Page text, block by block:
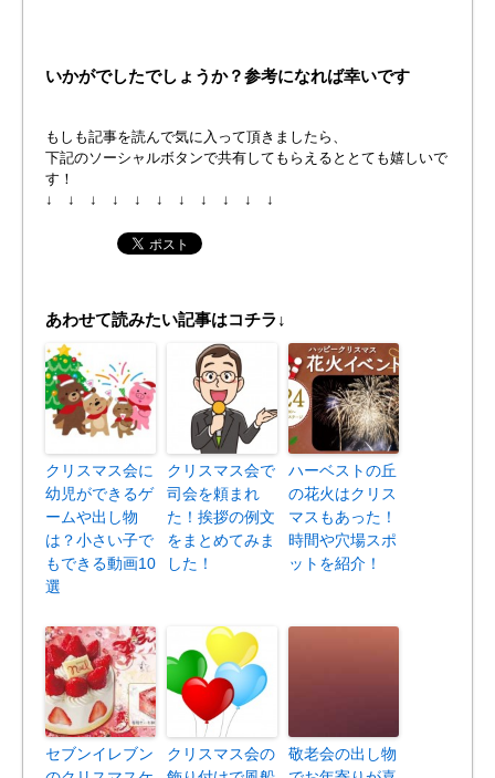
いかがでしたでしょうか？参考になれば幸いです
もしも記事を読んで気に入って頂きましたら、
下記のソーシャルボタンで共有してもらえるととても嬉しいで
す！
↓ ↓ ↓ ↓ ↓ ↓ ↓ ↓ ↓ ↓ ↓
あわせて読みたい記事はコチラ↓
クリスマス会に
幼児ができるゲ
ームや出し物
は？小さい子で
もできる動画10
選
クリスマス会で
司会を頼まれ
た！挨拶の例文
をまとめてみま
した！
ハーベストの丘
の花火はクリス
マスもあった！
時間や穴場スポ
ットを紹介！
セブンイレブン
クリスマス会の
敬老会の出し物